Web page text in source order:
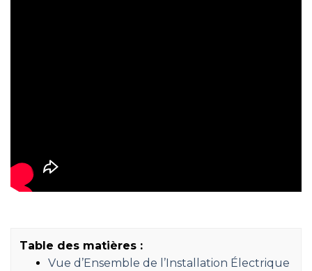
Table des matières :
Vue d’Ensemble de l’Installation Électrique